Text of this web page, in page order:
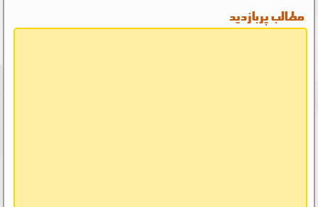
مطالب پربازدید